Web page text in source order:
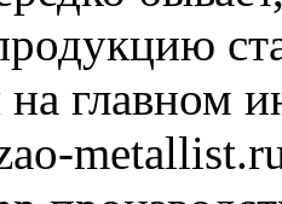
главном